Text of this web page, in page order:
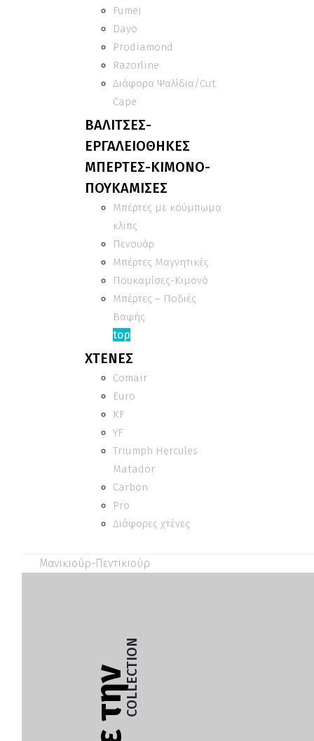
Fumei
Dayo
Prodiamond
Razorline
Διάφορα Ψαλίδια/Cut
Cape
ΒΑΛΙΤΣΕΣ-
ΕΡΓΑΛΕΙΟΘΗΚΕΣ
ΜΠΕΡΤΕΣ-ΚΙΜΟΝΟ-
ΠΟΥΚΑΜΙΣΕΣ
Μπέρτες με κούμπωμα
κλιπς
Πενουάρ
Μπέρτες Μαγνητικές
Πουκαμίσες-Κιμονό
Μπέρτες – Ποδιές
Βαφής
top
ΧΤΕΝΕΣ
Comair
Euro
KF
YF
Triumph Hercules
Matador
Carbon
Pro
Διάφορες χτένες
Μανικιούρ-Πεντικιούρ
COLLECTION